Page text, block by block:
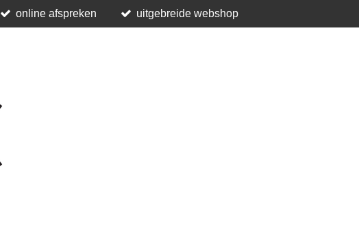
online afspreken uitgebreide webshop